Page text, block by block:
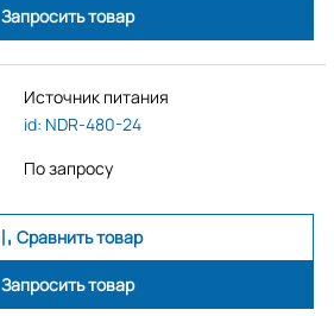
Запросить товар
Источник питания
id: NDR-480-24
По запросу
Сравнить товар
Запросить товар